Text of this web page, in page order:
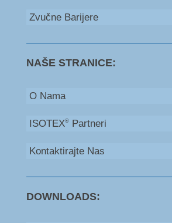
Zvučne Barijere
NAŠE STRANICE:
O Nama
ISOTEX®Partneri
Kontaktirajte Nas
DOWNLOADS: